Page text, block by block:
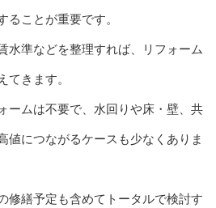
ることが重要です。
水準などを整理すれば、リフォーム
てきます。
ームは不要で、水回りや床・壁、共
値につながるケースも少なくありま
修繕予定も含めてトータルで検討す